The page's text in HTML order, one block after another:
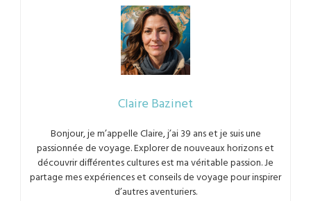
Claire Bazinet
Bonjour, je m’appelle Claire, j’ai 39 ans et je suis une
passionnée de voyage. Explorer de nouveaux horizons et
découvrir différentes cultures est ma véritable passion. Je
partage mes expériences et conseils de voyage pour inspirer
d’autres aventuriers.